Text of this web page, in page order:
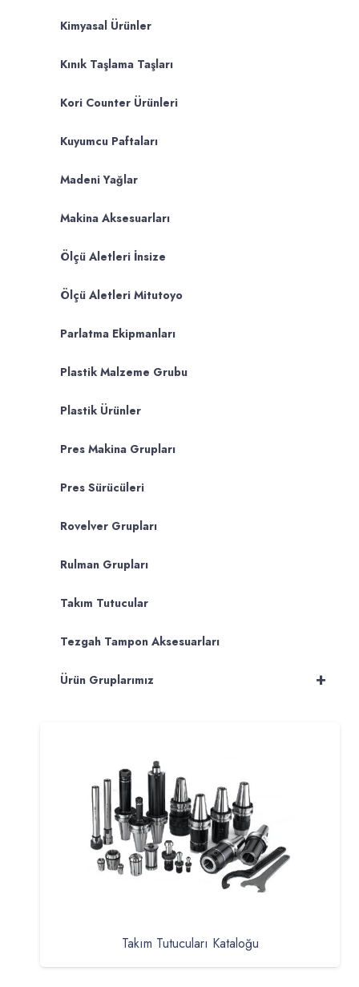
Kimyasal Ürünler
Kınık Taşlama Taşları
Kori Counter Ürünleri
Kuyumcu Paftaları
Madeni Yağlar
Makina Aksesuarları
Ölçü Aletleri İnsize
Ölçü Aletleri Mitutoyo
Parlatma Ekipmanları
Plastik Malzeme Grubu
Plastik Ürünler
Pres Makina Grupları
Pres Sürücüleri
Rovelver Grupları
Rulman Grupları
Takım Tutucular
Tezgah Tampon Aksesuarları
+
Ürün Gruplarımız
Takım Tutucuları Kataloğu